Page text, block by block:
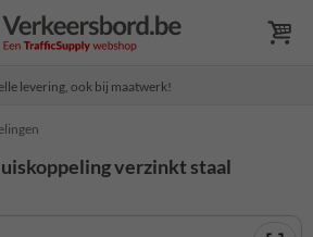
levering, ook bij maatwerk!
verzinkt staal